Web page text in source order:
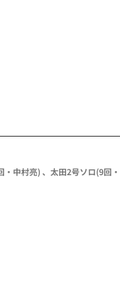
・ 中村亮) 、 太田2号ソロ(9回・